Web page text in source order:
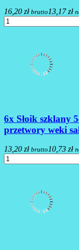
16,20 zł brutto 13,17 zł
6x Słoik szklany
przetwory weki
13,20 zł brutto 10,73 zł